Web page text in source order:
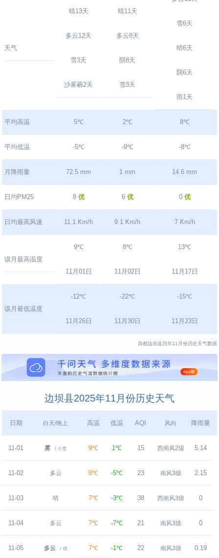
天气
晴13天
多云12天
雪3天
沙雾霾2天
晴11天
多云8天
阴8天
雪3天
雪6天
晴6天
阴6天
雨1天
平均高温 5℃ 2℃ 8℃
平均低温 -5℃ -9℃ -8℃
月降雨量 72.5 mm 1 mm 14.6 mm
日均PM25 8 优 6 优 0 优
日均最高风速 11.1 Km/h 9.1 Km/h 7 Km/h
该月最高温度
9℃
11月01日
8℃
11月02日
13℃
11月17日
该月最低温度
-12℃
11月26日
-22℃
11月30日
-15℃
11月23日
昌都边坝县历年11月份历史天气数据
边坝县2025年11月份历史天气
日期 白天/晚上 高温 低温 AQI 风向 降雨量
11-01 雾 / 小雪 9℃ 1℃ 15 西南风2级 5.14
11-02 多云 8℃ -5℃ 23 南风3级 2.15
11-03 晴 7℃ -3℃ 38 西南风3级 0
11-04 多云 7℃ -7℃ 21 南风3级 0
11-05 多云 / 晴 7℃ -1℃ 22 南风3级 0.19